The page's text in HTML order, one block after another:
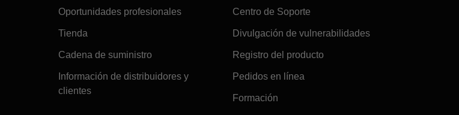
Oportunidades profesionales
Tienda
Cadena de suministro
Información de distribuidores y
clientes
Centro de Soporte
Divulgación de vulnerabilidades
Registro del producto
Pedidos en línea
Formación